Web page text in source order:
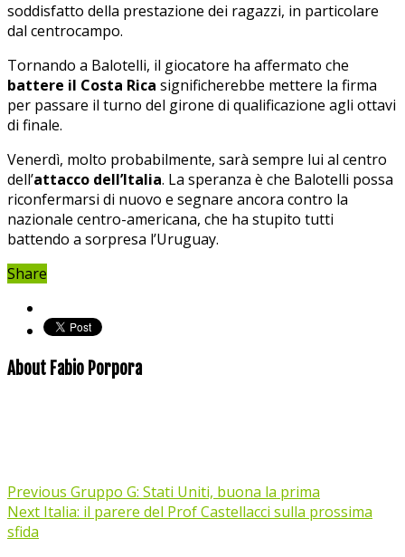
soddisfatto della prestazione dei ragazzi, in particolare
dal centrocampo.
Tornando a Balotelli, il giocatore ha affermato che
battere il Costa Rica significherebbe mettere la firma
per passare il turno del girone di qualificazione agli ottavi
di finale.
Venerdì, molto probabilmente, sarà sempre lui al centro
dell’attacco dell’Italia. La speranza è che Balotelli possa
riconfermarsi di nuovo e segnare ancora contro la
nazionale centro-americana, che ha stupito tutti
battendo a sorpresa l’Uruguay.
Share
About Fabio Porpora
Previous Gruppo G: Stati Uniti, buona la prima
Next Italia: il parere del Prof Castellacci sulla prossima
sfida